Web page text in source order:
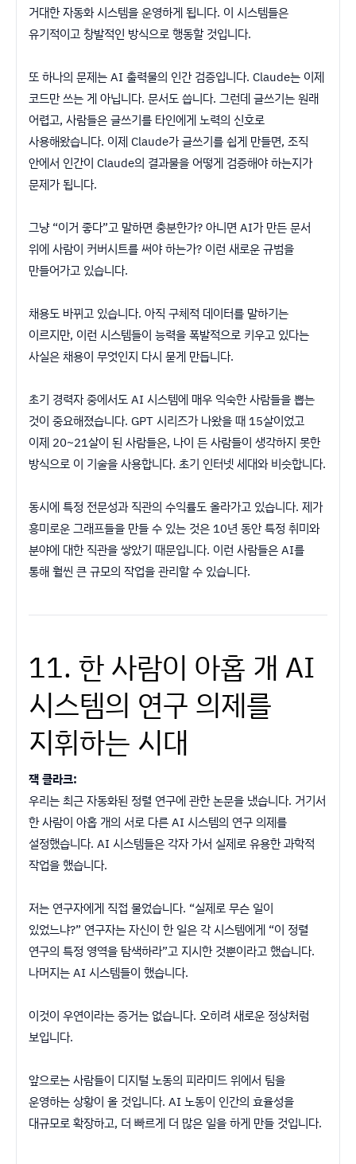
거대한 자동화 시스템을 운영하게 됩니다. 이 시스템들은
유기적이고 창발적인 방식으로 행동할 것입니다.
또 하나의 문제는 AI 출력물의 인간 검증입니다. Claude는 이제
코드만 쓰는 게 아닙니다. 문서도 씁니다. 그런데 글쓰기는 원래
어렵고, 사람들은 글쓰기를 타인에게 노력의 신호로
사용해왔습니다. 이제 Claude가 글쓰기를 쉽게 만들면, 조직
안에서 인간이 Claude의 결과물을 어떻게 검증해야 하는지가
문제가 됩니다.
그냥 “이거 좋다”고 말하면 충분한가? 아니면 AI가 만든 문서
위에 사람이 커버시트를 써야 하는가? 이런 새로운 규범을
만들어가고 있습니다.
채용도 바뀌고 있습니다. 아직 구체적 데이터를 말하기는
이르지만, 이런 시스템들이 능력을 폭발적으로 키우고 있다는
사실은 채용이 무엇인지 다시 묻게 만듭니다.
초기 경력자 중에서도 AI 시스템에 매우 익숙한 사람들을 뽑는
것이 중요해졌습니다. GPT 시리즈가 나왔을 때 15살이었고
이제 20~21살이 된 사람들은, 나이 든 사람들이 생각하지 못한
방식으로 이 기술을 사용합니다. 초기 인터넷 세대와 비슷합니다.
동시에 특정 전문성과 직관의 수익률도 올라가고 있습니다. 제가
흥미로운 그래프들을 만들 수 있는 것은 10년 동안 특정 취미와
분야에 대한 직관을 쌓았기 때문입니다. 이런 사람들은 AI를
통해 훨씬 큰 규모의 작업을 관리할 수 있습니다.
11. 한 사람이 아홉 개 AI
시스템의 연구 의제를
지휘하는 시대
잭 클라크:
우리는 최근 자동화된 정렬 연구에 관한 논문을 냈습니다. 거기서
한 사람이 아홉 개의 서로 다른 AI 시스템의 연구 의제를
설정했습니다. AI 시스템들은 각자 가서 실제로 유용한 과학적
작업을 했습니다.
저는 연구자에게 직접 물었습니다. “실제로 무슨 일이
있었느냐?” 연구자는 자신이 한 일은 각 시스템에게 “이 정렬
연구의 특정 영역을 탐색하라”고 지시한 것뿐이라고 했습니다.
나머지는 AI 시스템들이 했습니다.
이것이 우연이라는 증거는 없습니다. 오히려 새로운 정상처럼
보입니다.
앞으로는 사람들이 디지털 노동의 피라미드 위에서 팀을
운영하는 상황이 올 것입니다. AI 노동이 인간의 효율성을
대규모로 확장하고, 더 빠르게 더 많은 일을 하게 만들 것입니다.